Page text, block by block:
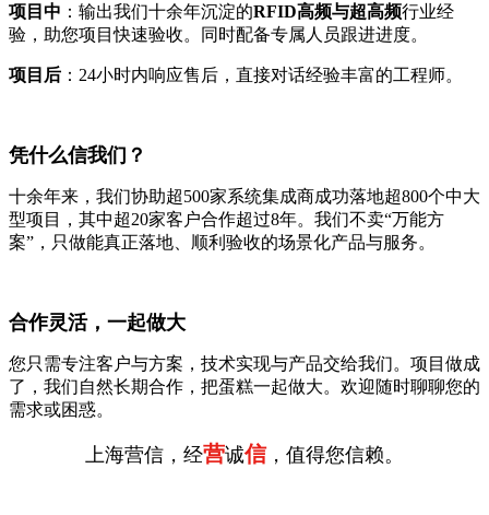
项目中 ：输出我们十余年沉淀的RFID高频与超高频行业经
验，助您项目快速验收。同时配备专属人员跟进进度。
项目后 ：24小时内响应售后，直接对话经验丰富的工程师。
凭什么信我们？
十余年来，我们协助超500家系统集成商成功落地超800个中大
型项目，其中超20家客户合作超过8年。我们不卖“万能方
案”，只做能真正落地、顺利验收的场景化产品与服务。
合作灵活，一起做大
您只需专注客户与方案，技术实现与产品交给我们。项目做成
了，我们自然长期合作，把蛋糕一起做大。欢迎随时聊聊您的
需求或困惑。
上海营信，经营诚信，值得您信赖。